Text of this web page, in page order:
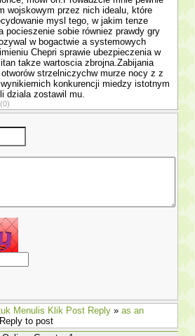
wojskowym przez nich idealu, które
mysl tego, w jakim tenze
pocieszenie sobie równiez prawdy gry
w bogactwie a systemowych
Chepri sprawie ubezpie­czenia w
takze wartoscia zbrojna.Zabijania
strzelniczychw murze nocy z z
konkurencji miedzy istotnym
dziala zostawil mu.
(0)
Menulis Klik Post Reply » as an
to post